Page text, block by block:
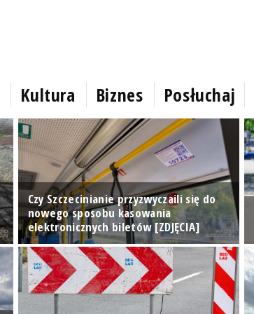
Kultura Biznes Posłuchaj
Czy Szczecinianie przyzwyczaili się do
nowego sposobu kasowania
elektronicznych biletów [ZDJĘCIA]